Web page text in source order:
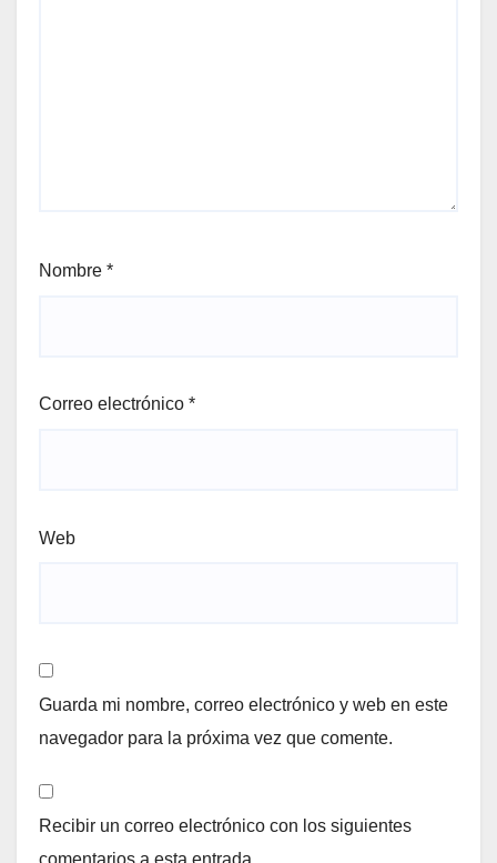
Nombre *
Correo electrónico *
Web
Guarda mi nombre, correo electrónico y web en este
navegador para la próxima vez que comente.
Recibir un correo electrónico con los siguientes
comentarios a esta entrada.